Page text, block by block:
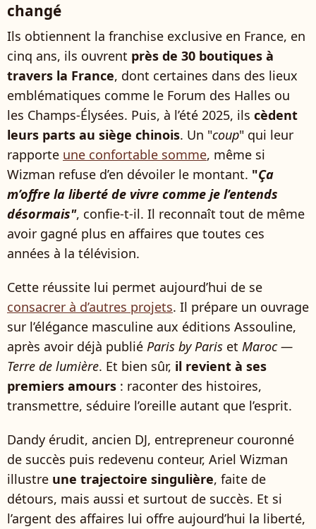
changé
Ils obtiennent la franchise exclusive en France, en
cinq ans, ils ouvrent près de 30 boutiques à
travers la France, dont certaines dans des lieux
emblématiques comme le Forum des Halles ou
les Champs-Élysées. Puis, à l’été 2025, ils cèdent
leurs parts au siège chinois. Un "coup" qui leur
rapporte une confortable somme, même si
Wizman refuse d’en dévoiler le montant. "Ça
m’offre la liberté de vivre comme je l’entends
désormais", confie-t-il. Il reconnaît tout de même
avoir gagné plus en affaires que toutes ces
années à la télévision.
Cette réussite lui permet aujourd’hui de se
consacrer à d’autres projets. Il prépare un ouvrage
sur l’élégance masculine aux éditions Assouline,
après avoir déjà publié Paris by Paris et Maroc —
Terre de lumière. Et bien sûr, il revient à ses
premiers amours : raconter des histoires,
transmettre, séduire l’oreille autant que l’esprit.
Dandy érudit, ancien DJ, entrepreneur couronné
de succès puis redevenu conteur, Ariel Wizman
illustre une trajectoire singulière, faite de
détours, mais aussi et surtout de succès. Et si
l’argent des affaires lui offre aujourd’hui la liberté,